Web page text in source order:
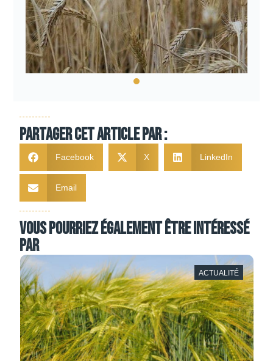
Partager cet article par :
Facebook X LinkedIn
Email
Vous pourriez également être intéressé
par
ACTUALITÉ ACTUALITÉ COLZA
SOLUTION